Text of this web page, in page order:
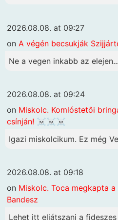
2026.08.08. at 09:27
on A végén becsukják
Ne a vegen inkabb az elejen...
2026.08.08. at 09:24
on Miskolc. Komlóstetői
csínján! ☠️☠️☠️
Igazi miskolcikum. Ez még
2026.08.08. at 09:18
on Miskolc. Toca megkapta
Bandesz
Lehet itt eljátszani a fideszes